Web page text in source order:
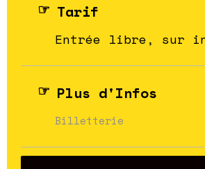
Tarif
Entrée libre, sur
Plus d'Infos
Billetterie